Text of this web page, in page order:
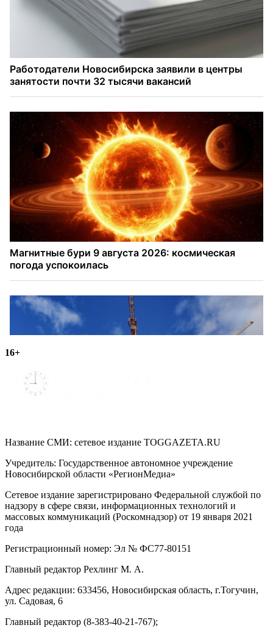
16+
Название СМИ: cетевое издание TOGGAZETA.RU
Учредитель: Государственное автономное учреждение
Новосибирской области «РегионМедиа»
Сетевое издание зарегистрировано Федеральной службой по
надзору в сфере связи, информационных технологий и
массовых коммуникаций (Роскомнадзор) от 19 января 2021
года
Регистрационный номер: Эл № ФС77-80151
Главный редактор Рехлинг М. А.
Адрес редакции: 633456, Новосибирская область, г.Тогучин,
ул. Садовая, 6
Главный редактор (8-383-40-21-767);